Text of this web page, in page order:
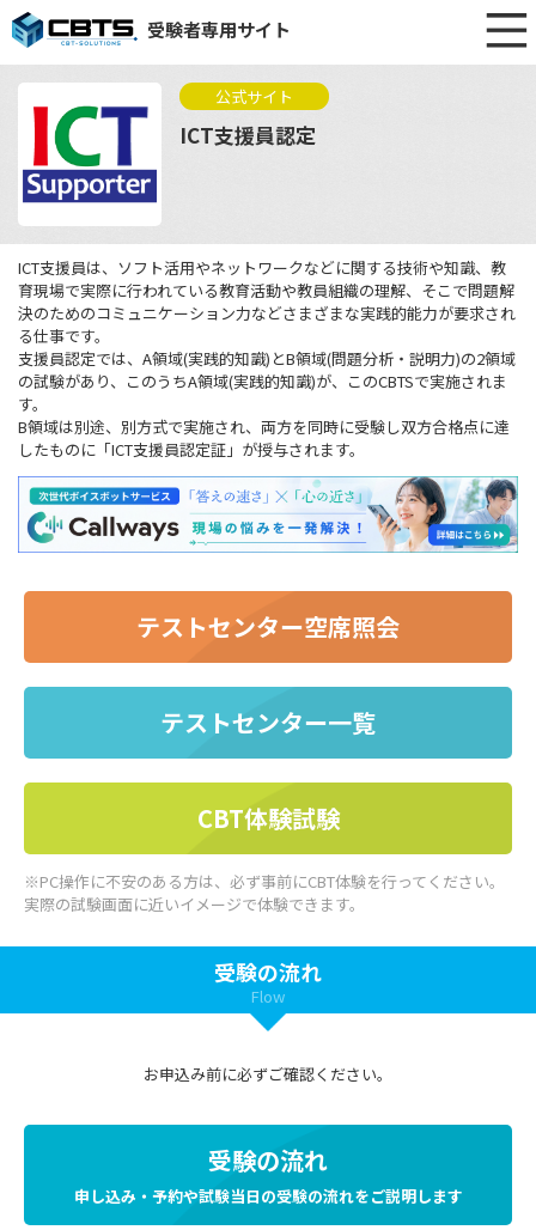
受験者専用サイト
公式サイト
ICT支援員認定
ICT支援員は、ソフト活用やネットワークなどに関する技術や知識、教
育現場で実際に行われている教育活動や教員組織の理解、そこで問題解
決のためのコミュニケーション力などさまざまな実践的能力が要求され
る仕事です。
支援員認定では、A領域(実践的知識)とB領域(問題分析・説明力)の2領域
の試験があり、このうちA領域(実践的知識)が、このCBTSで実施されま
す。
B領域は別途、別方式で実施され、両方を同時に受験し双方合格点に達
したものに「ICT支援員認定証」が授与されます。
テストセンター空席照会
テストセンター一覧
CBT体験試験
※PC操作に不安のある方は、必ず事前にCBT体験を行ってください。
実際の試験画面に近いイメージで体験できます。
受験の流れ
Flow
お申込み前に必ずご確認ください。
受験の流れ
申し込み・予約や試験当日の受験の流れをご説明します